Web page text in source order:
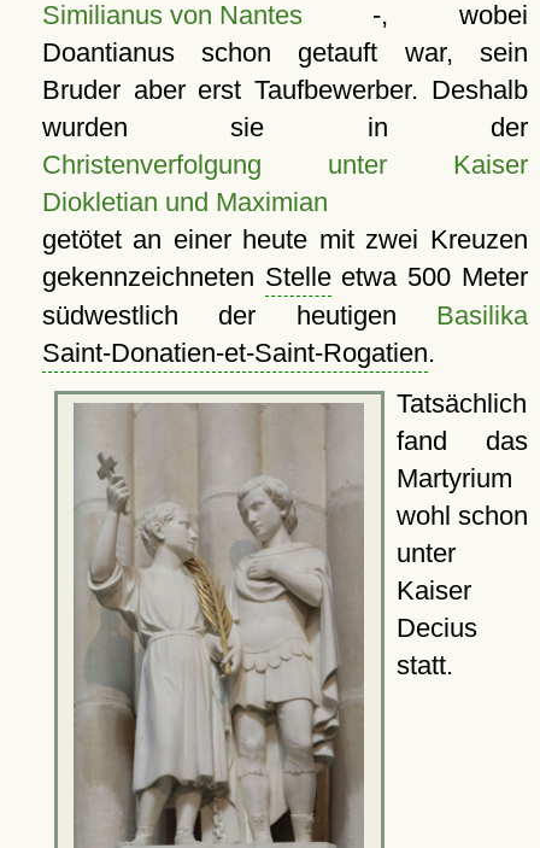
Similianus von Nantes-, wobei
Doantianus schon getauft war, sein
Bruder aber erst Taufbewerber. Deshalb
wurden sie in der
Christenverfolgung unter Kaiser
Diokletian und Maximian
getötet an einer heute mit zwei Kreuzen
gekennzeichneten Stelleetwa 500 Meter
südwestlich der heutigen Basilika
Saint-Donatien-et-Saint-Rogatien.
Tatsächlich
fand das
Martyrium
wohl schon
unter
Kaiser
Decius
statt.